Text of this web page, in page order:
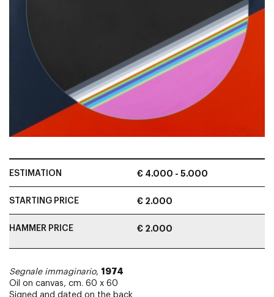
ESTIMATION € 4.000 - 5.000
STARTING PRICE € 2.000
HAMMER PRICE € 2.000
Segnale immaginario, 1974
Oil on canvas, cm. 60 x 60
Signed and dated on the back